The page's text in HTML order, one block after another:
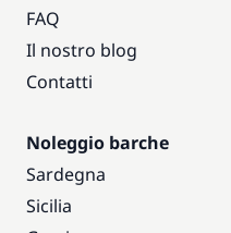
FAQ
Il nostro blog
Contatti
Noleggio barche
Sardegna
Sicilia